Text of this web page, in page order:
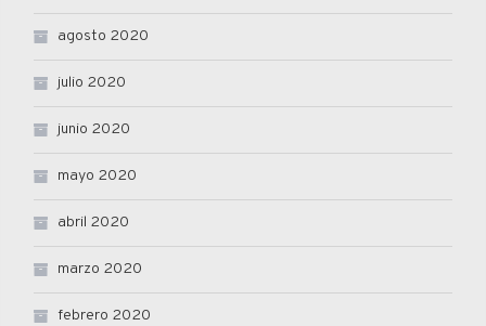
agosto 2020
julio 2020
junio 2020
mayo 2020
abril 2020
marzo 2020
febrero 2020